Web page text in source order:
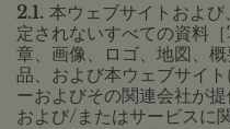
2.1. 本ウェブサイトおよ
定されないすべての資料
章、画像、ロゴ、地図、
品、および本ウェブサイ
ーおよびその関連会社が
および/またはサービスに